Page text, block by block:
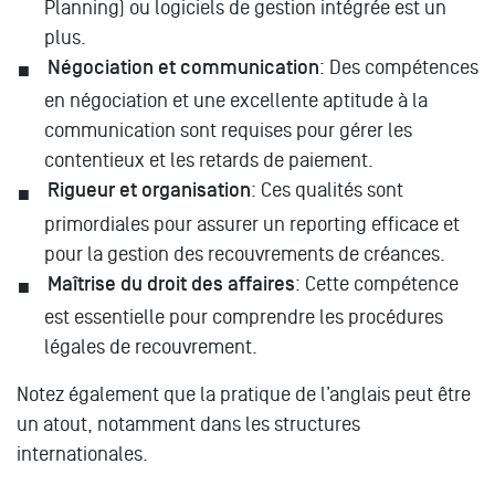
Planning) ou logiciels de gestion intégrée est un
plus.
Négociation et communication: Des compétences
en négociation et une excellente aptitude à la
communication sont requises pour gérer les
contentieux et les retards de paiement.
Rigueur et organisation: Ces qualités sont
primordiales pour assurer un reporting efficace et
pour la gestion des recouvrements de créances.
Maîtrise du droit des affaires: Cette compétence
est essentielle pour comprendre les procédures
légales de recouvrement.
Notez également que la pratique de l’anglais peut être
un atout, notamment dans les structures
internationales.